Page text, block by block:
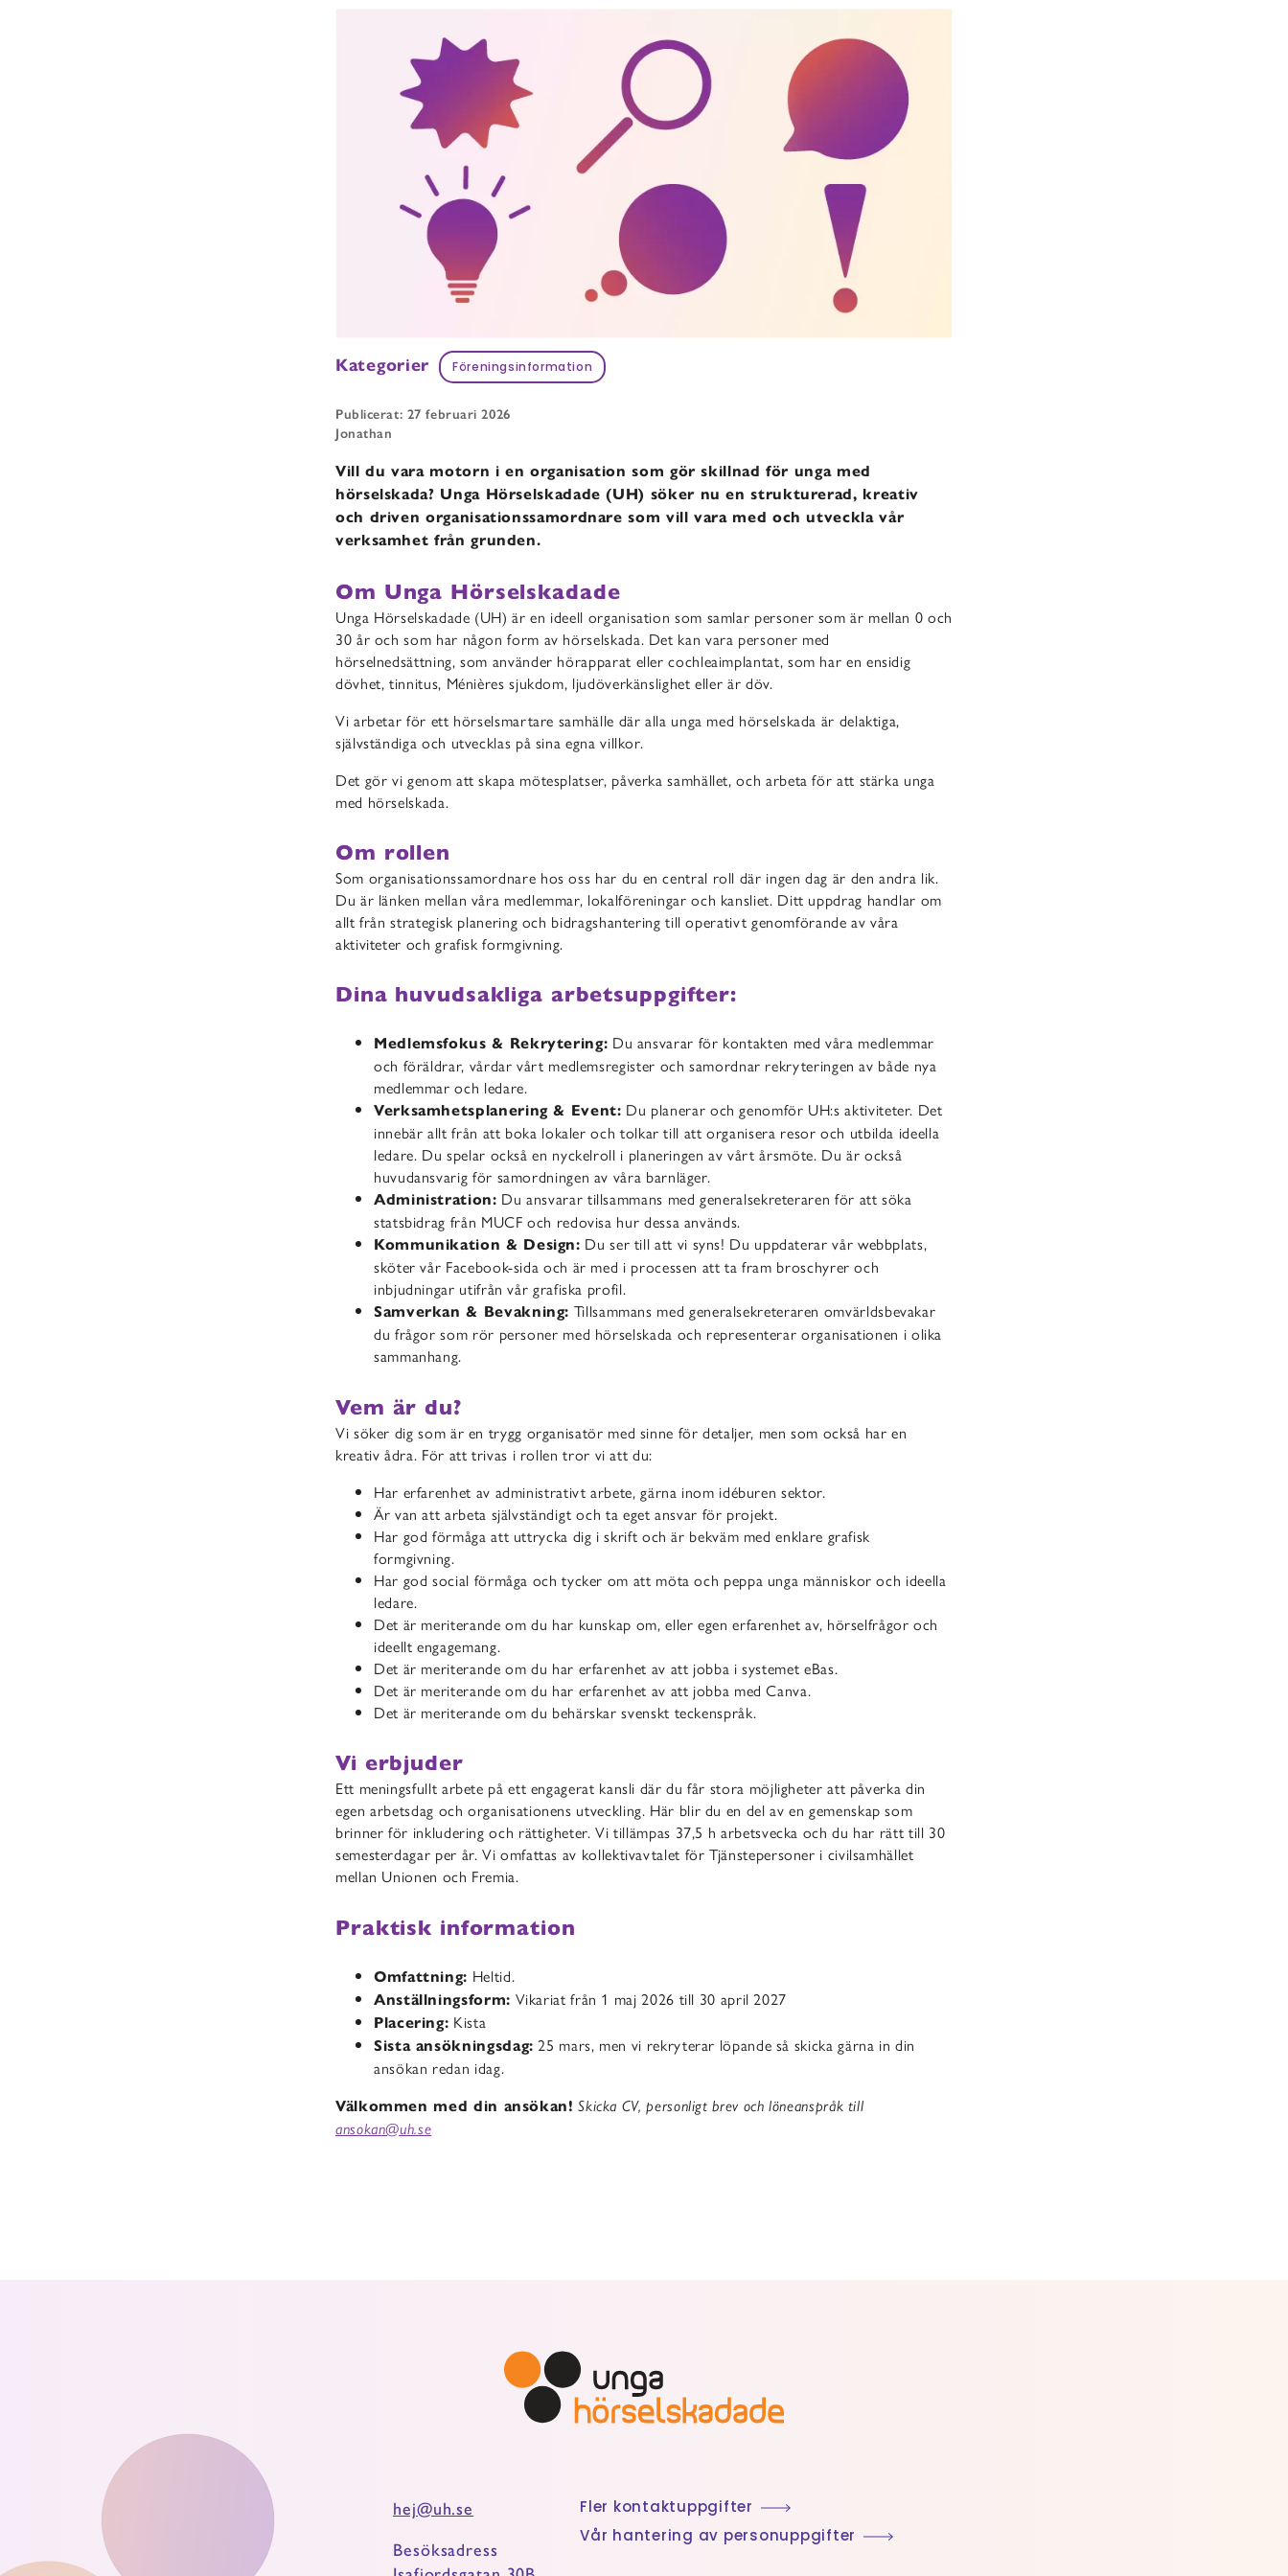
Kategorier Föreningsinformation
Publicerat: 27 februari 2026
Jonathan
Vill du vara motorn i en organisation som gör skillnad för unga med
hörselskada? Unga Hörselskadade (UH) söker nu en strukturerad, kreativ
och driven organisationssamordnare som vill vara med och utveckla vår
verksamhet från grunden.
Om Unga Hörselskadade
Unga Hörselskadade (UH) är en ideell organisation som samlar personer som är mellan 0 och
30 år och som har någon form av hörselskada. Det kan vara personer med
hörselnedsättning, som använder hörapparat eller cochleaimplantat, som har en ensidig
dövhet, tinnitus, Ménières sjukdom, ljudöverkänslighet eller är döv.
Vi arbetar för ett hörselsmartare samhälle där alla unga med hörselskada är delaktiga,
självständiga och utvecklas på sina egna villkor.
Det gör vi genom att skapa mötesplatser, påverka samhället, och arbeta för att stärka unga
med hörselskada.
Om rollen
Som organisationssamordnare hos oss har du en central roll där ingen dag är den andra lik.
Du är länken mellan våra medlemmar, lokalföreningar och kansliet. Ditt uppdrag handlar om
allt från strategisk planering och bidragshantering till operativt genomförande av våra
aktiviteter och grafisk formgivning.
Dina huvudsakliga arbetsuppgifter:
Medlemsfokus & Rekrytering: Du ansvarar för kontakten med våra medlemmar
och föräldrar, vårdar vårt medlemsregister och samordnar rekryteringen av både nya
medlemmar och ledare.
Verksamhetsplanering & Event: Du planerar och genomför UH:s aktiviteter. Det
innebär allt från att boka lokaler och tolkar till att organisera resor och utbilda ideella
ledare. Du spelar också en nyckelroll i planeringen av vårt årsmöte. Du är också
huvudansvarig för samordningen av våra barnläger.
Administration: Du ansvarar tillsammans med generalsekreteraren för att söka
statsbidrag från MUCF och redovisa hur dessa används.
Kommunikation & Design: Du ser till att vi syns! Du uppdaterar vår webbplats,
sköter vår Facebook-sida och är med i processen att ta fram broschyrer och
inbjudningar utifrån vår grafiska profil.
Samverkan & Bevakning: Tillsammans med generalsekreteraren omvärldsbevakar
du frågor som rör personer med hörselskada och representerar organisationen i olika
sammanhang.
Vem är du?
Vi söker dig som är en trygg organisatör med sinne för detaljer, men som också har en
kreativ ådra. För att trivas i rollen tror vi att du:
Har erfarenhet av administrativt arbete, gärna inom idéburen sektor.
Är van att arbeta självständigt och ta eget ansvar för projekt.
Har god förmåga att uttrycka dig i skrift och är bekväm med enklare grafisk
formgivning.
Har god social förmåga och tycker om att möta och peppa unga människor och ideella
ledare.
Det är meriterande om du har kunskap om, eller egen erfarenhet av, hörselfrågor och
ideellt engagemang.
Det är meriterande om du har erfarenhet av att jobba i systemet eBas.
Det är meriterande om du har erfarenhet av att jobba med Canva.
Det är meriterande om du behärskar svenskt teckenspråk.
Vi erbjuder
Ett meningsfullt arbete på ett engagerat kansli där du får stora möjligheter att påverka din
egen arbetsdag och organisationens utveckling. Här blir du en del av en gemenskap som
brinner för inkludering och rättigheter. Vi tillämpas 37,5 h arbetsvecka och du har rätt till 30
semesterdagar per år. Vi omfattas av kollektivavtalet för Tjänstepersoner i civilsamhället
mellan Unionen och Fremia.
Praktisk information
Omfattning: Heltid.
Anställningsform: Vikariat från 1 maj 2026 till 30 april 2027
Placering: Kista
Sista ansökningsdag: 25 mars, men vi rekryterar löpande så skicka gärna in din
ansökan redan idag.
Välkommen med din ansökan! Skicka CV, personligt brev och löneanspråk till
ansokan@uh.se
hej@uh.se
Besöksadress
Fler kontaktuppgifter
Vår hantering av personuppgifter